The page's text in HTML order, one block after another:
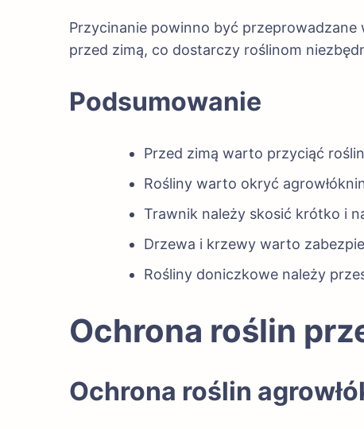
Przycinanie powinno być
przed zimą, co dostarczy roślinom
Podsumowanie
Przed zimą warto przyciąć
Rośliny warto okryć
Trawnik należy skosić krótko i
Drzewa i krzewy warto
Rośliny doniczkowe należy
Ochrona roślin
Ochrona roślin